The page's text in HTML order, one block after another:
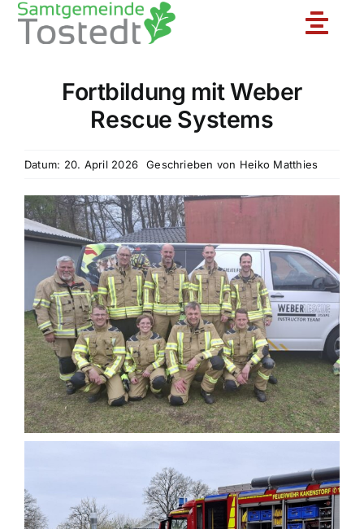
Zum
Toggle
Unsere Feuerwehr
Jugendfeuerwehr
Aktuelles
Einsatzberichte
Einsatzticker
Fortbildung mit Weber
Rescue Systems
Datum: 20. April 2026 Geschrieben von Heiko Matthies